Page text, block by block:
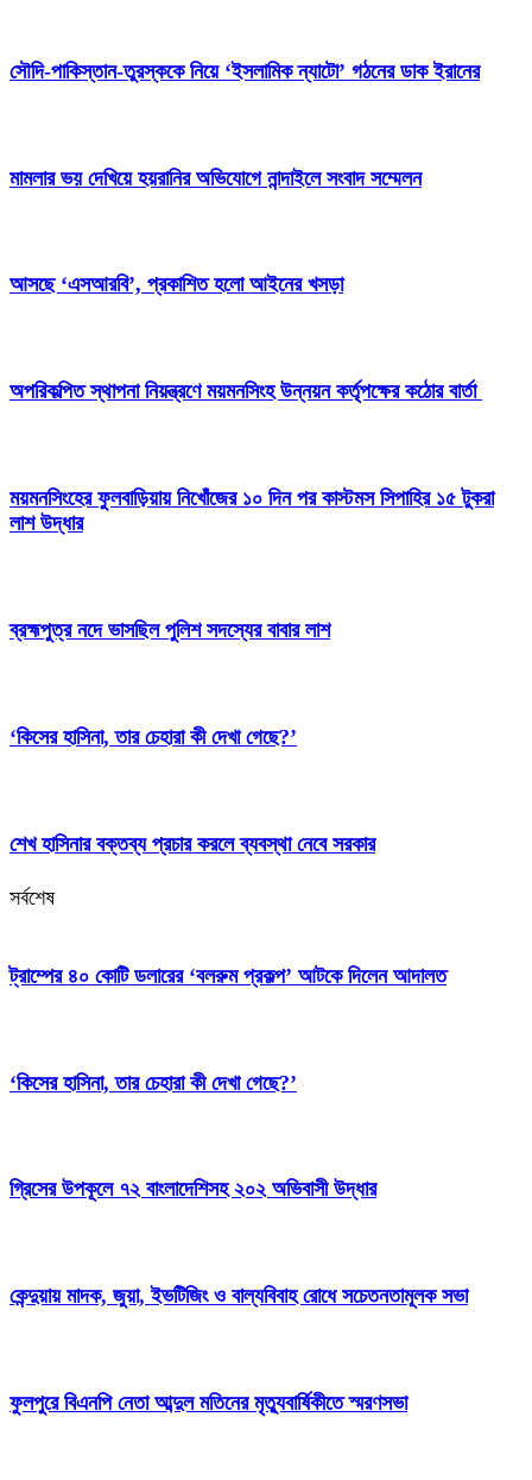
সৌদি-পাকিস্তান-তুরস্ককে নিয়ে ‘ইসলামিক ন্যাটো’ গঠনের ডাক ইরানের
মামলার ভয় দেখিয়ে হয়রানির অভিযোগে নান্দাইলে সংবাদ সম্মেলন
আসছে ‘এসআরবি’, প্রকাশিত হলো আইনের খসড়া
অপরিকল্পিত স্থাপনা নিয়ন্ত্রণে ময়মনসিংহ উন্নয়ন কর্তৃপক্ষের কঠোর বার্তা
ময়মনসিংহের ফুলবাড়িয়ায় নিখোঁজের ১০ দিন পর কাস্টমস সিপাহির ১৫ টুকরা
লাশ উদ্ধার
ব্রহ্মপুত্র নদে ভাসছিল পুলিশ সদস্যের বাবার লাশ
‘কিসের হাসিনা, তার চেহারা কী দেখা গেছে?’
শেখ হাসিনার বক্তব্য প্রচার করলে ব্যবস্থা নেবে সরকার
সর্বশেষ
ট্রাম্পের ৪০ কোটি ডলারের ‘বলরুম প্রকল্প’ আটকে দিলেন আদালত
‘কিসের হাসিনা, তার চেহারা কী দেখা গেছে?’
গ্রিসের উপকূলে ৭২ বাংলাদেশিসহ ২০২ অভিবাসী উদ্ধার
কেন্দুয়ায় মাদক, জুয়া, ইভটিজিং ও বাল্যবিবাহ রোধে সচেতনতামূলক সভা
ফুলপুরে বিএনপি নেতা আব্দুল মতিনের মৃত্যুবার্ষিকীতে স্মরণসভা